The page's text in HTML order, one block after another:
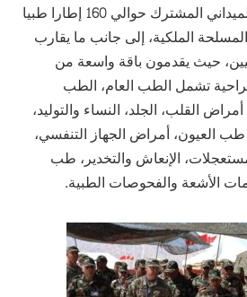
ويضم هذا المستشفى الميداني المشترك حوالي 160 إطارا طبيا
الملكية، إلى جانب ما يقارب
حيث يقدمون باقة واسعة من
تشمل الطب العام، الطب
القلب، الجلد، النساء والتوليد،
طب العيون، أمراض الجهاز التنفسي،
الإنعاش والتخدير، طب
الأشعة والفحوصات الطبية.